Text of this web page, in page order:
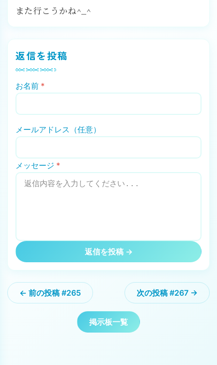
また行こうかね^_^
返信を投稿
お名前 *
メールアドレス（任意）
メッセージ *
返信を投稿 →
← 前の投稿 #265
掲示板一覧
次の投稿 #267 →